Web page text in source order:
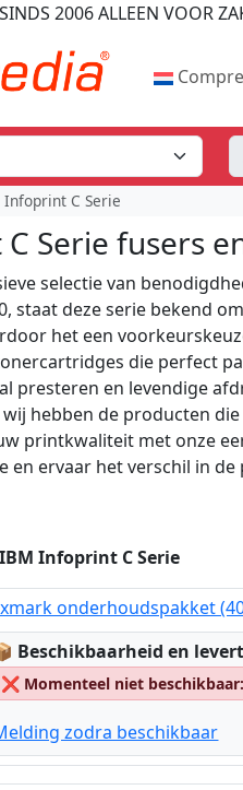
SINDS 2006ALLEEN VOOR
Infoprint C Serie
Serie fusers
selectie van
staat deze serie bekend
het een
die perfect
presteren en levendige
hebben de producten
printkwaliteit met onze
en ervaar het verschil in
Infoprint C Serie
onderhoudspakket
Lagerstatus:
Beschikbaarheid en
❌ Momenteel niet
zodra beschikbaar